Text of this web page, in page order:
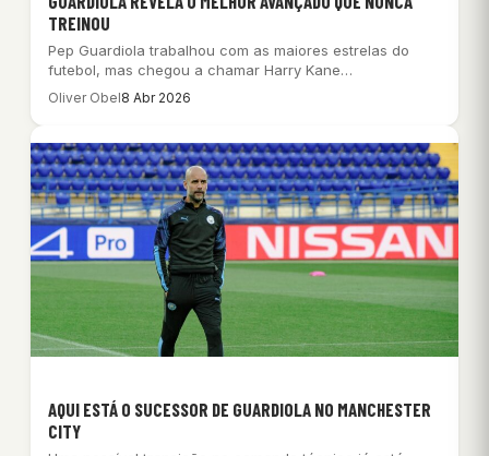
TREINOU
Pep Guardiola trabalhou com as maiores estrelas do
futebol, mas chegou a chamar Harry Kane…
Oliver Obel8 Abr 2026
AQUI ESTÁ O SUCESSOR DE GUARDIOLA NO MANCHESTER
CITY